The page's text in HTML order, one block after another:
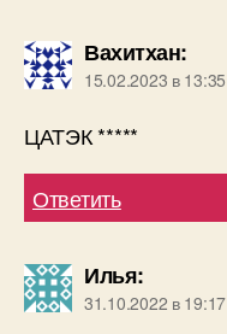
Вахитхан:
15.02.2023 в 13:35
ЦАТЭК *****
Ответить
Илья:
31.10.2022 в 19:17